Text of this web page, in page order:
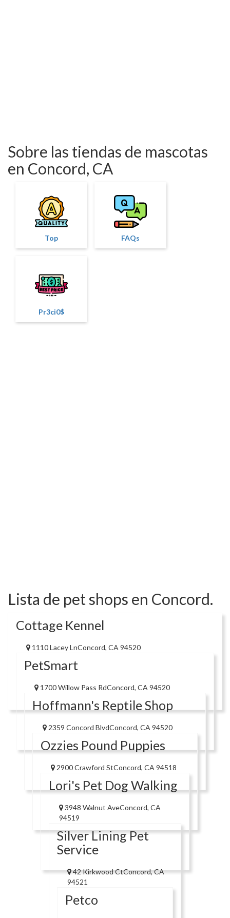
Sobre las tiendas de mascotas
en Concord, CA
Top FAQs
Pr3ci0$
Lista de pet shops en Concord.
Cottage Kennel
1110 Lacey LnConcord, CA 94520
PetSmart
1700 Willow Pass RdConcord, CA 94520
Hoffmann's Reptile Shop
2359 Concord BlvdConcord, CA 94520
Ozzies Pound Puppies
2900 Crawford StConcord, CA 94518
Lori's Pet Dog Walking
3948 Walnut AveConcord, CA
94519
Silver Lining Pet
Service
42 Kirkwood CtConcord, CA
94521
Petco